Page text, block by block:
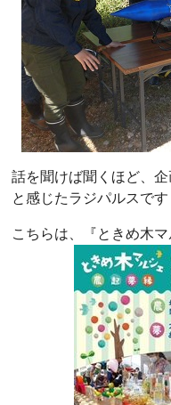
話を聞けば聞くほど、
と感じたラジパルスです
こちらは、『ときめ木マ